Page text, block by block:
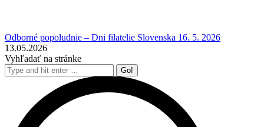
Odborné popoludnie – Dni filatelie Slovenska 16. 5. 2026
13.05.2026
Vyhľadať na stránke
Search: